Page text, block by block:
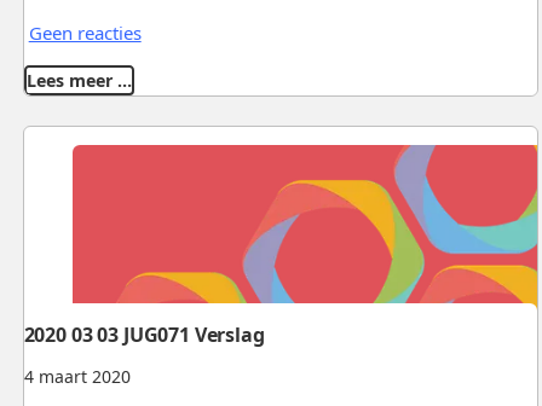
Geen reacties
Lees meer …
4 maart 2020
2020 03 03 JUG071 Verslag